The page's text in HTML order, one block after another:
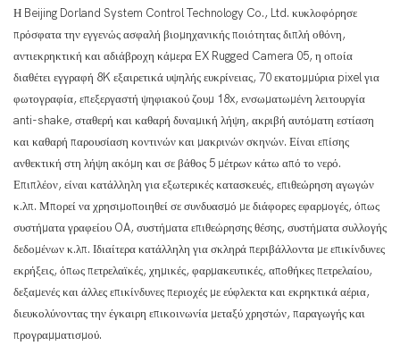
Η Beijing Dorland System Control Technology Co., Ltd. κυκλοφόρησε
πρόσφατα την εγγενώς ασφαλή βιομηχανικής ποιότητας διπλή οθόνη,
αντιεκρηκτική και αδιάβροχη κάμερα EX Rugged Camera 05, η οποία
διαθέτει εγγραφή 8K εξαιρετικά υψηλής ευκρίνειας, 70 εκατομμύρια pixel για
φωτογραφία, επεξεργαστή ψηφιακού ζουμ 18x, ενσωματωμένη λειτουργία
anti-shake, σταθερή και καθαρή δυναμική λήψη, ακριβή αυτόματη εστίαση
και καθαρή παρουσίαση κοντινών και μακρινών σκηνών. Είναι επίσης
ανθεκτική στη λήψη ακόμη και σε βάθος 5 μέτρων κάτω από το νερό.
Επιπλέον, είναι κατάλληλη για εξωτερικές κατασκευές, επιθεώρηση αγωγών
κ.λπ. Μπορεί να χρησιμοποιηθεί σε συνδυασμό με διάφορες εφαρμογές, όπως
συστήματα γραφείου OA, συστήματα επιθεώρησης θέσης, συστήματα συλλογής
δεδομένων κ.λπ. Ιδιαίτερα κατάλληλη για σκληρά περιβάλλοντα με επικίνδυνες
εκρήξεις, όπως πετρελαϊκές, χημικές, φαρμακευτικές, αποθήκες πετρελαίου,
δεξαμενές και άλλες επικίνδυνες περιοχές με εύφλεκτα και εκρηκτικά αέρια,
διευκολύνοντας την έγκαιρη επικοινωνία μεταξύ χρηστών, παραγωγής και
προγραμματισμού.